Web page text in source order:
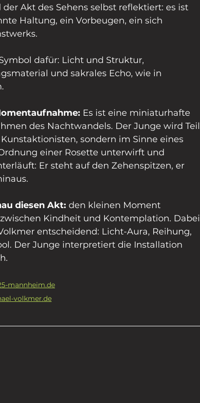
Akt des Sehens selbst reflektiert: es ist
Haltung, ein Vorbeugen, ein sich
dafür: Licht und Struktur,
und sakrales Echo, wie in
Es ist eine miniaturhafte
des Nachtwandels. Der Junge wird Teil
sondern im Sinne eines
einer Rosette unterwirft und
Er steht auf den Zehenspitzen, er
diesen Akt: den kleinen Moment
Kindheit und Kontemplation. Dabei
entscheidend: Licht-Aura, Reihung,
Der Junge interpretiert die Installation
mannheim.de
volkmer.de